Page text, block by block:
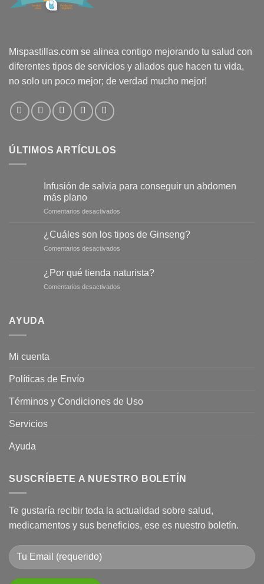
Mispastillas.com se alinea contigo mejorando tu salud con
diferentes tipos de servicios y aliados que hacen tu vida,
no solo un poco mejor; de verdad mucho mejor!
ÚLTIMOS ARTÍCULOS
Infusión de salvia para conseguir un abdomen
más plano
Comentarios desactivados
salvia
un
¿Cuáles son los tipos de Ginseng?
Comentarios desactivados
los
¿Por qué tienda naturista?
Comentarios desactivados
AYUDA
Mi cuenta
Políticas de Envío
Términos y Condiciones de Uso
Servicios
Ayuda
SUSCRÍBETE A NUESTRO BOLETÍN
Te gustaría recibir toda la actualidad sobre salud,
medicamentos y sus beneficios, ese es nuestro boletín.